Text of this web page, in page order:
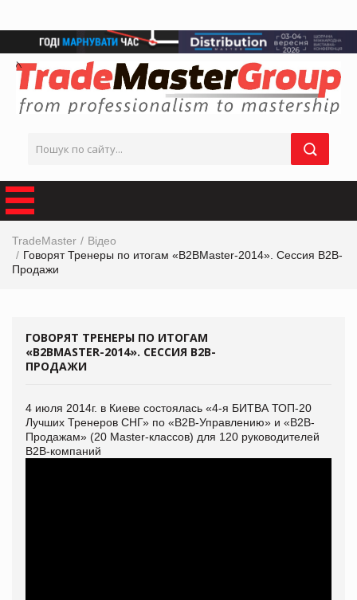
TradeMaster
Відео
Говорят Тренеры по итогам «B2BMaster-2014». Сессия В2В-
Продажи
ГОВОРЯТ ТРЕНЕРЫ ПО ИТОГАМ
«B2BMASTER-2014». СЕССИЯ В2В-
ПРОДАЖИ
4 июля 2014г. в Киеве состоялась «4-я БИТВА ТОП-20
Лучших Тренеров СНГ» по «В2В-Управлению» и «В2В-
Продажам» (20 Master-классов) для 120 руководителей
В2В-компаний